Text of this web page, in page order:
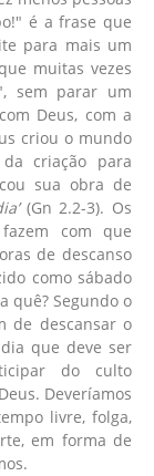
é a frase que
para mais um
muitas vezes
sem parar um
Deus, com a
criou o mundo
criação para
sua obra de
(Gn 2.2-3). Os
com que
de descanso
como sábado
quê? Segundo o
de descansar o
que deve ser
do culto
Deveríamos
livre, folga,
em forma de